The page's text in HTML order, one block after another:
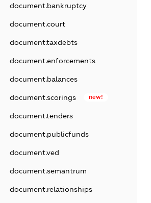
document.bankruptcy
document.court
document.taxdebts
document.enforcements
document.balances
document.scorings new!
document.tenders
document.publicfunds
document.ved
document.semantrum
document.relationships